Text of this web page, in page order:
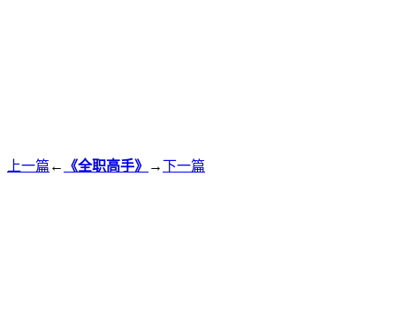
上一篇 ← 《全职高手》 →下一篇